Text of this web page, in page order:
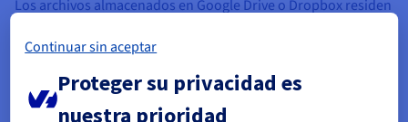
Los archivos almacenados en Google Drive o Dropbox residen
OVHcloud en Francia o Alemania, tus datos permanecen en
Europa bajo el GDPR, alojados en un centro de datos que
nunca está obligado a responder a órdenes legales no
europeas. Para médicos, abogados, contables y profesionales
que manejan datos confidenciales, esta distinción no es
Continuar sin aceptar
Proteger su privacidad es
nuestra prioridad